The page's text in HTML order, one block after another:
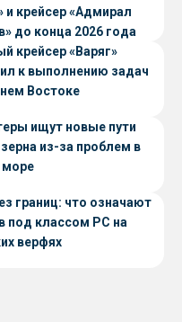
и крейсер «Адмирал
до конца 2026 года
крейсер «Варяг»
к выполнению задач
Востоке
ищут новые пути
из-за проблем в
границ: что означают
под классом РС на
верфях